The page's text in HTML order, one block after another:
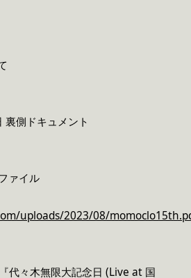
裏側ドキュメント
ァイル
uploads/2023/08/
代々木無限大記念日 (Live at 国